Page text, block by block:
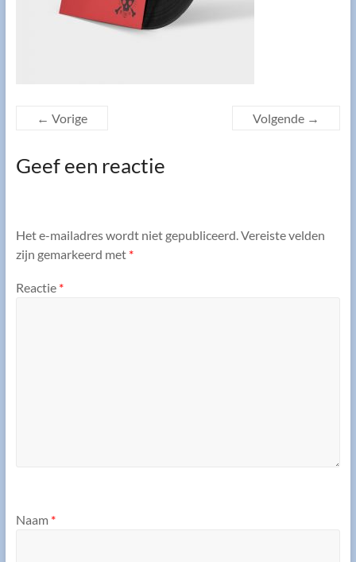
← Vorige Volgende →
Geef een reactie
Het e-mailadres wordt niet gepubliceerd.Vereiste velden
zijn gemarkeerd met *
Reactie *
Naam *